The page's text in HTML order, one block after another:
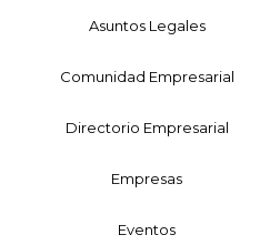
Asuntos Legales
Comunidad Empresarial
Directorio Empresarial
Empresas
Eventos